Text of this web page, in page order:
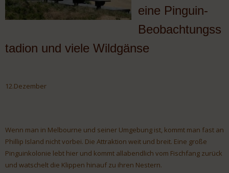
eine Pinguin-
Beobachtungss
tadion und viele Wildgänse
12.Dezember
Wenn man in Melbourne und seiner Umgebung ist, kommt man fast an
Phillip Island nicht vorbei. Die Attraktion weit und breit. Eine große
Pinguinkolonie lebt hier und kommt allabendlich vom Fischfang zurück
und watschelt die Klippen hinauf zu ihren Nestern.